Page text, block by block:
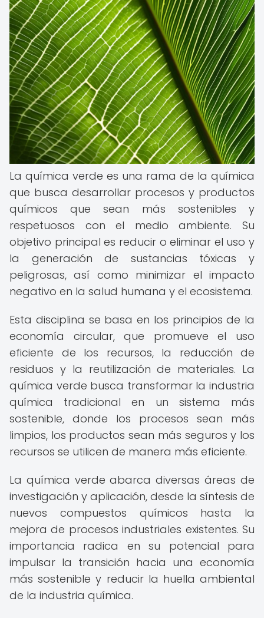
La química verde es una rama de la química
que busca desarrollar procesos y productos
químicos que sean más sostenibles y
respetuosos con el medio ambiente. Su
objetivo principal es reducir o eliminar el uso y
la generación de sustancias tóxicas y
peligrosas, así como minimizar el impacto
negativo en la salud humana y el ecosistema.
Esta disciplina se basa en los principios de la
economía circular, que promueve el uso
eficiente de los recursos, la reducción de
residuos y la reutilización de materiales. La
química verde busca transformar la industria
química tradicional en un sistema más
sostenible, donde los procesos sean más
limpios, los productos sean más seguros y los
recursos se utilicen de manera más eficiente.
La química verde abarca diversas áreas de
investigación y aplicación, desde la síntesis de
nuevos compuestos químicos hasta la
mejora de procesos industriales existentes. Su
importancia radica en su potencial para
impulsar la transición hacia una economía
más sostenible y reducir la huella ambiental
de la industria química.